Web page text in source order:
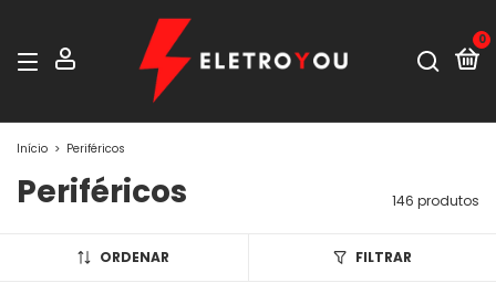
0
Início > Periféricos
Periféricos 146 produtos
ORDENAR FILTRAR